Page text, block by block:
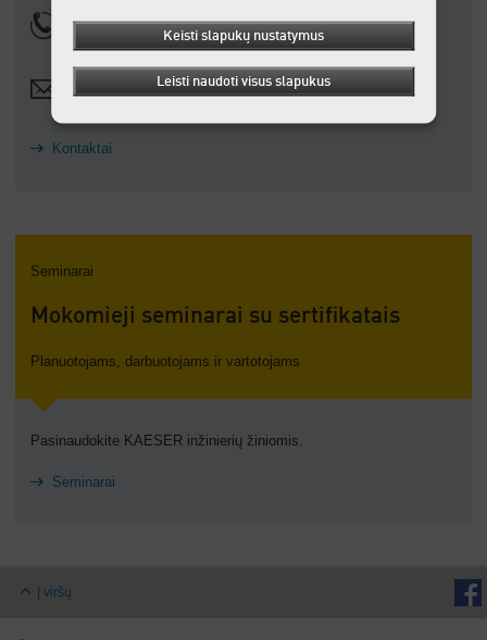
+370 699 88995
nemokamas, veikia visą parą
alius@kaeser.lt
Kontaktai
Seminarai
Mokomieji seminarai su sertifikatais
Planuotojams, darbuotojams ir vartotojams
Pasinaudokite KAESER inžinierių žiniomis.
Seminarai
Į viršų
Keisti slapukų nustatymus
Leisti naudoti visus slapukus